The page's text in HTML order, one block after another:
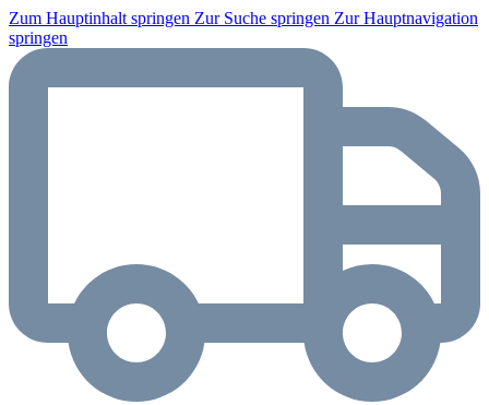
Zum Hauptinhalt springen Zur Suche springen Zur Hauptnavigation
springen